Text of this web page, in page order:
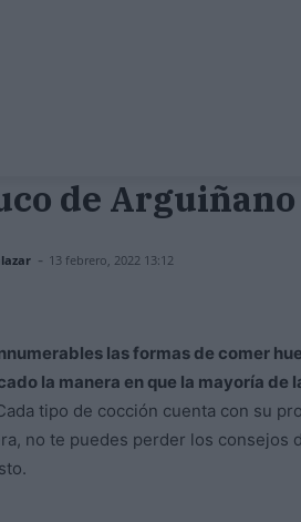
de
- 13 febrero, 2022 13:12
las formas de comer
la manera en que la mayoría de
tipo de cocción cuenta con su
no te puedes perder los consejos